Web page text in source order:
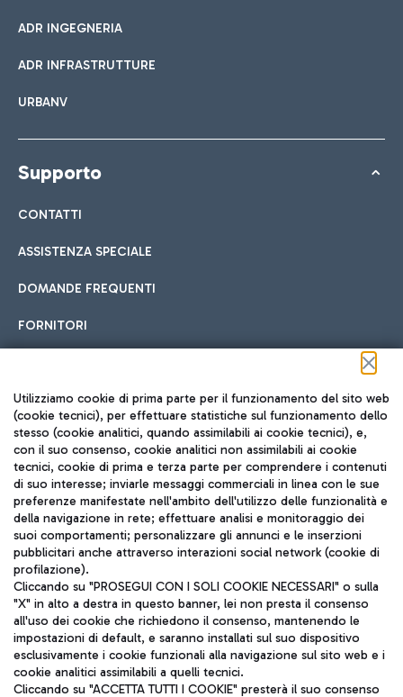
ADR INGEGNERIA
ADR INFRASTRUTTURE
URBANV
Supporto
CONTATTI
ASSISTENZA SPECIALE
DOMANDE FREQUENTI
FORNITORI
Seguici sui social
TRAVEL JOURNAL
ITA
Aeroporti di Roma S.p.A. - Società soggetta a direzione e
coordinamento di Mundys S.p.A.
Utilizziamo cookie di prima parte per il funzionamento del sito web
(cookie tecnici), per effettuare statistiche sul funzionamento dello
stesso (cookie analitici, quando assimilabili ai cookie tecnici), e,
con il suo consenso, cookie analitici non assimilabili ai cookie
tecnici, cookie di prima e terza parte per comprendere i contenuti
di suo interesse; inviarle messaggi commerciali in linea con le sue
preferenze manifestate nell'ambito dell'utilizzo delle funzionalità e
della navigazione in rete; effettuare analisi e monitoraggio dei
suoi comportamenti; personalizzare gli annunci e le inserzioni
pubblicitari anche attraverso interazioni social network (cookie di
profilazione).
Cliccando su "PROSEGUI CON I SOLI COOKIE NECESSARI" o sulla
"X" in alto a destra in questo banner, lei non presta il consenso
all'uso dei cookie che richiedono il consenso, mantenendo le
impostazioni di default, e saranno installati sul suo dispositivo
esclusivamente i cookie funzionali alla navigazione sul sito web e i
cookie analitici assimilabili a quelli tecnici.
Cliccando su "ACCETTA TUTTI I COOKIE" presterà il suo consenso